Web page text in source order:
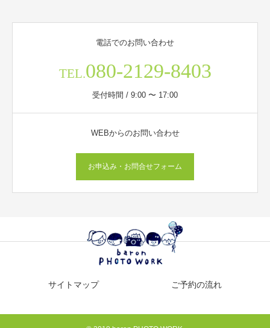
電話でのお問い合わせ
TEL.080-2129-8403
受付時間 / 9:00 〜 17:00
WEBからのお問い合わせ
お申込み・お問合せフォーム
サイトマップ ご予約の流れ